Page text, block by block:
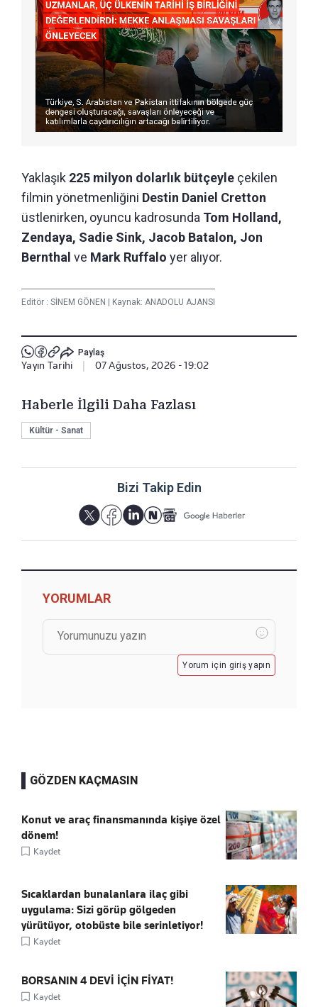
Yaklaşık 225 milyon dolarlık bütçeyle çekilen
filmin yönetmenliğini Destin Daniel Cretton
üstlenirken, oyuncu kadrosunda Tom Holland,
Zendaya, Sadie Sink, Jacob Batalon, Jon
Bernthal ve Mark Ruffalo yer alıyor.
Editör : SİNEM GÖNEN | Kaynak: ANADOLU AJANSI
Paylaş
Yayın Tarihi 07 Ağustos, 2026 - 19:02
Haberle İlgili Daha Fazlası
Kültür - Sanat
Bizi Takip Edin
YORUMLAR
Yorum için giriş yapın
GÖZDEN KAÇMASIN
Konut ve araç finansmanında kişiye özel
dönem!
Kaydet
Sıcaklardan bunalanlara ilaç gibi
uygulama: Sizi görüp gölgeden
yürütüyor, otobüste bile serinletiyor!
Kaydet
BORSANIN 4 DEVİ İÇİN FİYAT!
Kaydet